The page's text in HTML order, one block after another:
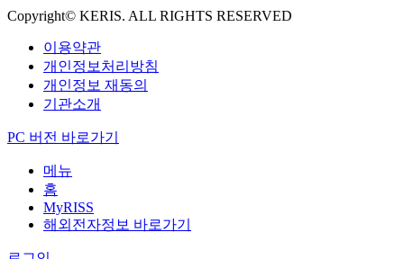
Copyright© KERIS. ALL RIGHTS RESERVED
이용약관
개인정보처리방침
개인정보 재동의
기관소개
PC 버전 바로가기
메뉴
홈
MyRISS
해외전자정보 바로가기